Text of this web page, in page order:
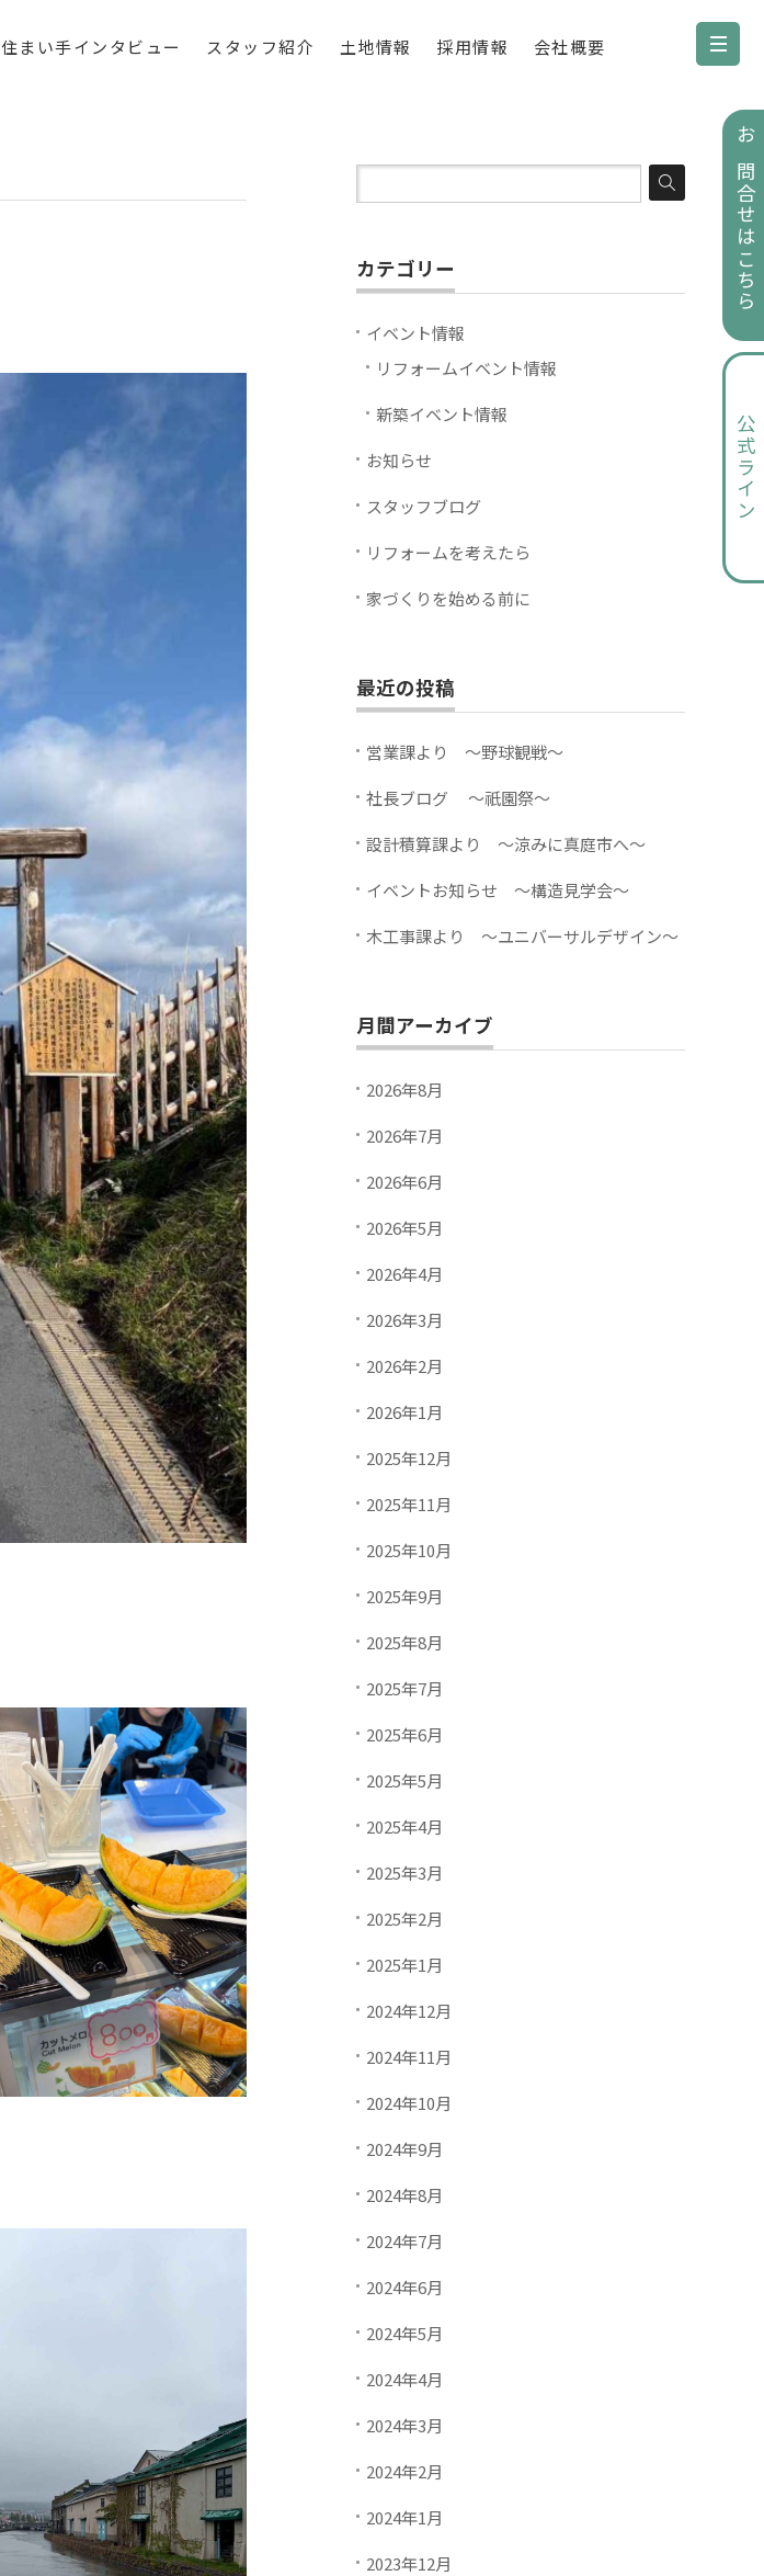
住まい手インタビュー スタッフ紹介 土地情報 採用情報 会社概要
お問合せはこちら
公式ライン
カテゴリー
イベント情報
リフォームイベント情報
新築イベント情報
お知らせ
スタッフブログ
リフォームを考えたら
家づくりを始める前に
最近の投稿
営業課より ～野球観戦～
社長ブログ ～祇園祭～
設計積算課より ～涼みに真庭市へ～
イベントお知らせ ～構造見学会～
木工事課より ～ユニバーサルデザイン～
月間アーカイブ
2026年8月
2026年7月
2026年6月
2026年5月
2026年4月
2026年3月
2026年2月
2026年1月
2025年12月
2025年11月
2025年10月
2025年9月
2025年8月
2025年7月
2025年6月
2025年5月
2025年4月
2025年3月
2025年2月
2025年1月
2024年12月
2024年11月
2024年10月
2024年9月
2024年8月
2024年7月
2024年6月
2024年5月
2024年4月
2024年3月
2024年2月
2024年1月
2023年12月